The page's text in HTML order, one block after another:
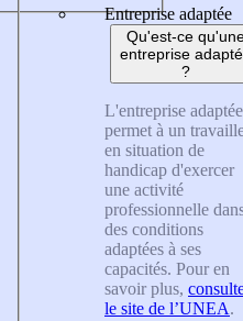
Entreprise adaptée
Qu'est-ce
entreprise
?
L'entreprise adaptée
permet à un
en situation de
handicap d'exercer
une activité
professionnelle
des conditions
adaptées à ses
capacités. Pour en
savoir plus,
le site de l’UNEA.